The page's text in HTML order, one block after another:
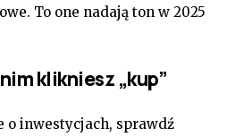
To one nadają ton w 2025
klikniesz „kup”
o inwestycjach, sprawdź